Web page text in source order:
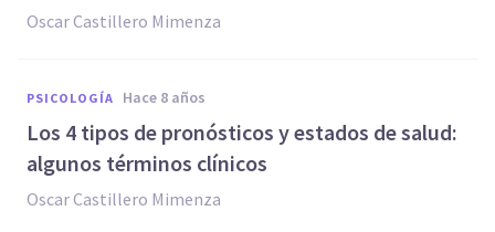
Oscar Castillero Mimenza
PSICOLOGÍA hace 8 años
Los 4 tipos de pronósticos y estados de salud:
algunos términos clínicos
Oscar Castillero Mimenza